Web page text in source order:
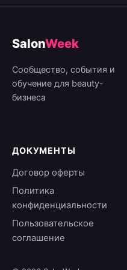
SalonWeek
Сообщество, события и
обучение для beauty-
бизнеса
ДОКУМЕНТЫ
Договор оферты
Политика
конфиденциальности
Пользовательское
соглашение